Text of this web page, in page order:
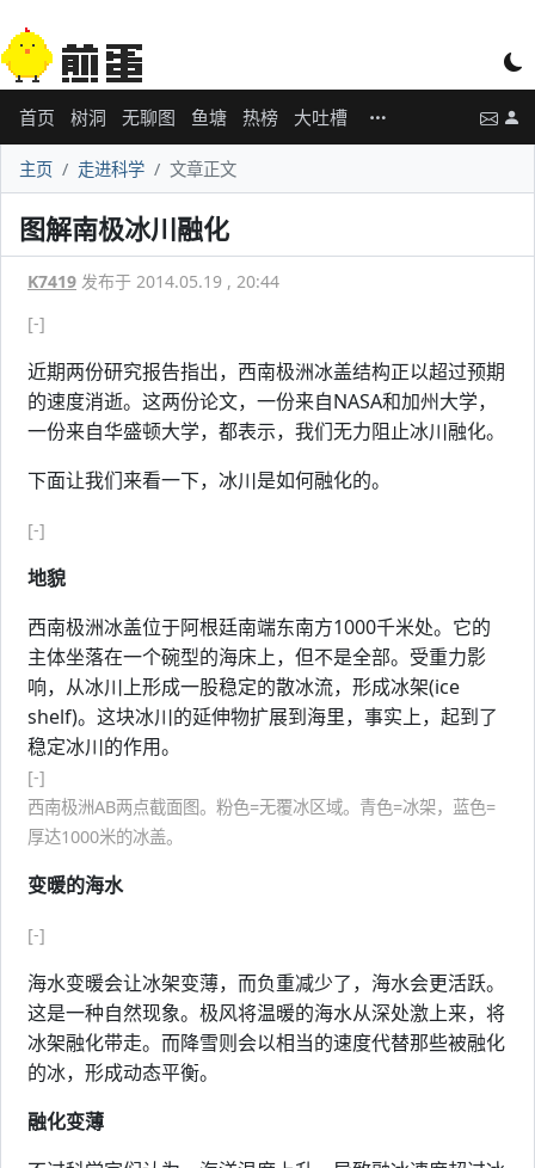
首页 树洞 无聊图 鱼塘 热榜 大吐槽
主页 走进科学 文章正文
图解南极冰川融化
K7419 发布于 2014.05.19 , 20:44
[-]
近期两份研究报告指出，西南极洲冰盖结构正以超过预期
的速度消逝。这两份论文，一份来自NASA和加州大学，
一份来自华盛顿大学，都表示，我们无力阻止冰川融化。
下面让我们来看一下，冰川是如何融化的。
[-]
地貌
西南极洲冰盖位于阿根廷南端东南方1000千米处。它的
主体坐落在一个碗型的海床上，但不是全部。受重力影
响，从冰川上形成一股稳定的散冰流，形成冰架(ice
shelf)。这块冰川的延伸物扩展到海里，事实上，起到了
稳定冰川的作用。
[-]
西南极洲AB两点截面图。粉色=无覆冰区域。青色=冰架，蓝色=
厚达1000米的冰盖。
变暖的海水
[-]
海水变暖会让冰架变薄，而负重减少了，海水会更活跃。
这是一种自然现象。极风将温暖的海水从深处激上来，将
冰架融化带走。而降雪则会以相当的速度代替那些被融化
的冰，形成动态平衡。
融化变薄